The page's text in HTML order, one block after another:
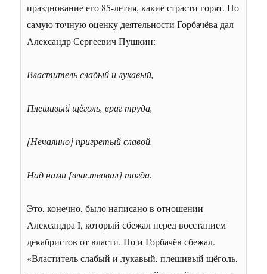
празднование его 85-летия, какие страсти горят. Но
самую точную оценку деятельности Горбачёва дал
Александр Сергеевич Пушкин:
Властитель слабый и лукавый,
Плешивый щёголь, враг труда,
[Нечаянно] пригретый славой,
Над нами [властвовал] тогда.
Это, конечно, было написано в отношении
Александра I, который сбежал перед восстанием
декабристов от власти. Но и Горбачёв сбежал.
«Властитель слабый и лукавый, плешивый щёголь,